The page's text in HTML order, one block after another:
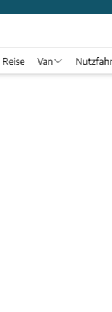
Reise Van